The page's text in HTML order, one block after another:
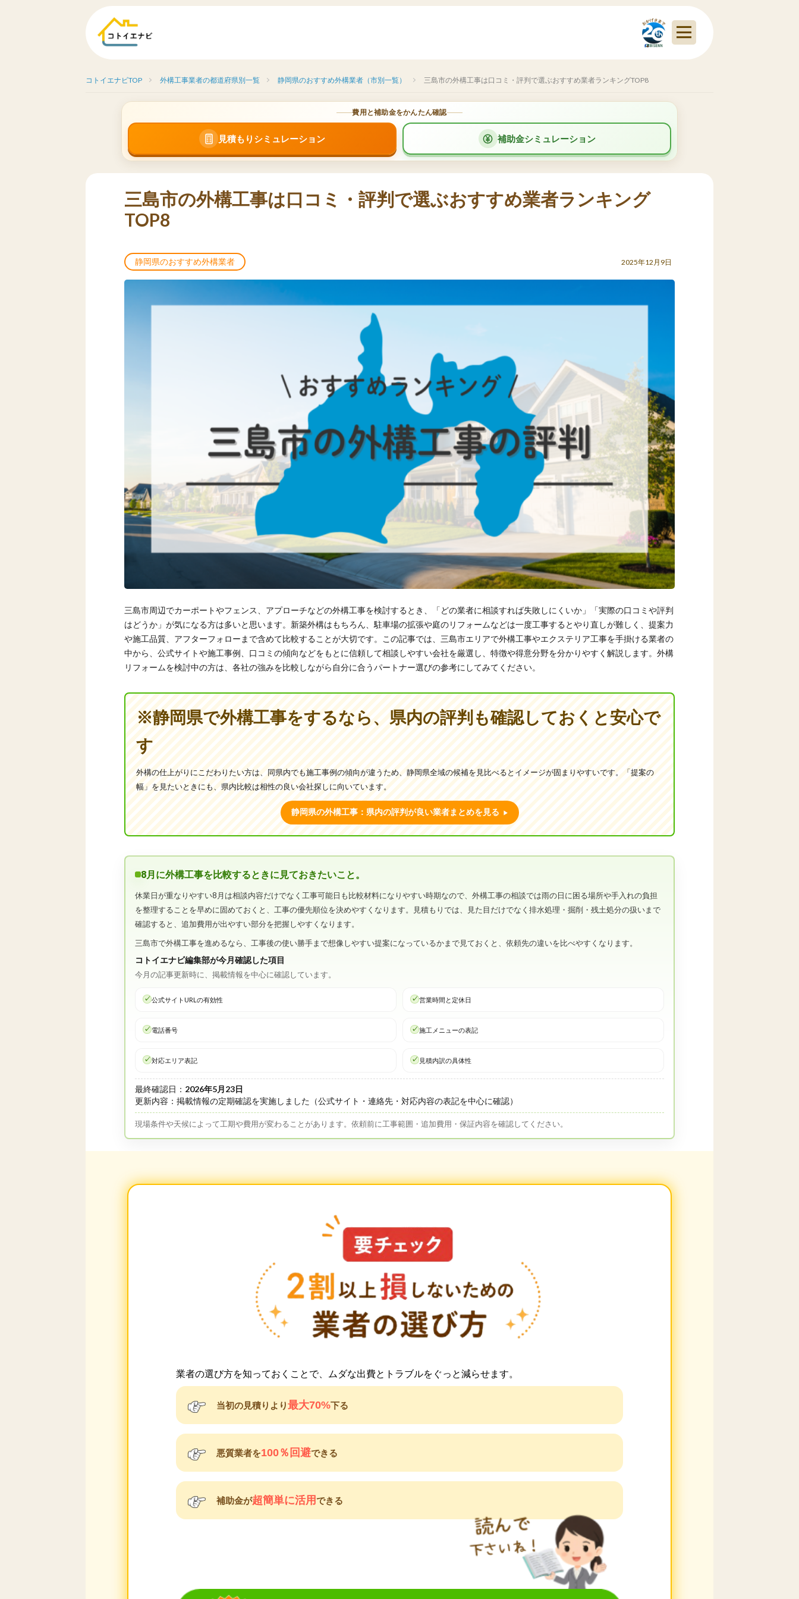
コトイエナビTOP 外構工事業者の都道府県別一覧 静岡県のおすすめ外構業者（市別一覧） 三島市の外構工事は口コミ・評判で選ぶおすすめ業者ランキングTOP8
費用と補助金をかんたん確認
見積もりシミュレーション 補助金シミュレーション
三島市の外構工事は口コミ・評判で選ぶおすすめ業者ランキング
TOP8
静岡県のおすすめ外構業者 2025年12月9日
三島市周辺でカーポートやフェンス、アプローチなどの外構工事を検討するとき、「どの業者に相談すれば失敗しにくいか」「実際の口コミや評判
はどうか」が気になる方は多いと思います。新築外構はもちろん、駐車場の拡張や庭のリフォームなどは一度工事するとやり直しが難しく、提案力
や施工品質、アフターフォローまで含めて比較することが大切です。この記事では、三島市エリアで外構工事やエクステリア工事を手掛ける業者の
中から、公式サイトや施工事例、口コミの傾向などをもとに信頼して相談しやすい会社を厳選し、特徴や得意分野を分かりやすく解説します。外構
リフォームを検討中の方は、各社の強みを比較しながら自分に合うパートナー選びの参考にしてみてください。
※静岡県で外構工事をするなら、県内の評判も確認しておくと安心で
す
外構の仕上がりにこだわりたい方は、同県内でも施工事例の傾向が違うため、静岡県全域の候補を見比べるとイメージが固まりやすいです。「提案の
幅」を見たいときにも、県内比較は相性の良い会社探しに向いています。
静岡県の外構工事：県内の評判が良い業者まとめを見る
8月に外構工事を比較するときに見ておきたいこと。
休業日が重なりやすい8月は相談内容だけでなく工事可能日も比較材料になりやすい時期なので、外構工事の相談では雨の日に困る場所や手入れの負担
を整理することを早めに固めておくと、工事の優先順位を決めやすくなります。見積もりでは、見た目だけでなく排水処理・掘削・残土処分の扱いまで
確認すると、追加費用が出やすい部分を把握しやすくなります。
三島市で外構工事を進めるなら、工事後の使い勝手まで想像しやすい提案になっているかまで見ておくと、依頼先の違いを比べやすくなります。
コトイエナビ編集部が今月確認した項目
今月の記事更新時に、掲載情報を中心に確認しています。
公式サイトURLの有効性 営業時間と定休日
電話番号 施工メニューの表記
対応エリア表記 見積内訳の具体性
最終確認日： 2026年5月23日
更新内容：掲載情報の定期確認を実施しました（公式サイト・連絡先・対応内容の表記を中心に確認）
現場条件や天候によって工期や費用が変わることがあります。依頼前に工事範囲・追加費用・保証内容を確認してください。
業者の選び方を知っておくことで、ムダな出費とトラブルをぐっと減らせます。
当初の見積りより最大70%下る
悪質業者を100％回避できる
補助金が超簡単に活用できる